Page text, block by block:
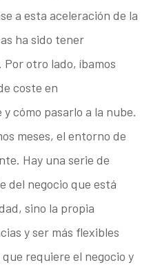
a esta aceleración de la
ha sido tener
otro lado, íbamos
coste en
cómo pasarlo a la nube.
meses, el entorno de
Hay una serie de
del negocio que está
sino la propia
y ser más flexibles
requiere el negocio y